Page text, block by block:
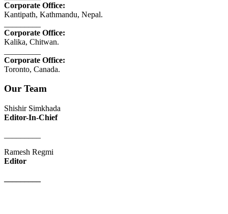
Corporate Office:
Kantipath, Kathmandu, Nepal.
Corporate Office:
Kalika, Chitwan.
Corporate Office:
Toronto, Canada.
Our Team
Shishir Simkhada
Editor-In-Chief
Ramesh Regmi
Editor